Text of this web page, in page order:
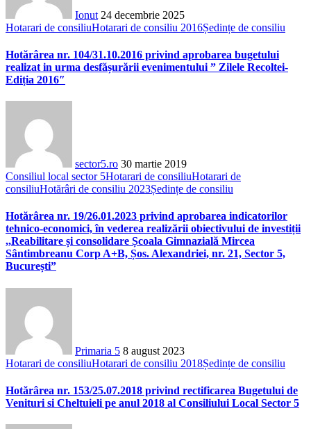
Ionut 24 decembrie 2025
Hotarari de consiliuHotarari de consiliu 2016Ședințe de consiliu
Hotărârea nr. 104/31.10.2016 privind aprobarea bugetului
realizat in urma desfășurării evenimentului ” Zilele Recoltei-
Ediția 2016″
sector5.ro 30 martie 2019
Consiliul local sector 5Hotarari de consiliuHotarari de
consiliuHotărâri de consiliu 2023Ședințe de consiliu
Hotărârea nr. 19/26.01.2023 privind aprobarea indicatorilor
tehnico-economici, în vederea realizării obiectivului de investiții
,,Reabilitare și consolidare Școala Gimnazială Mircea
Sântimbreanu Corp A+B, Șos. Alexandriei, nr. 21, Sector 5,
București”
Primaria 5 8 august 2023
Hotarari de consiliuHotarari de consiliu 2018Ședințe de consiliu
Hotărârea nr. 153/25.07.2018 privind rectificarea Bugetului de
Venituri si Cheltuieli pe anul 2018 al Consiliului Local Sector 5